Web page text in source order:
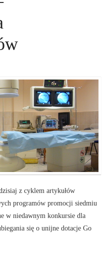
z cyklem artykułów
programów promocji siedmiu
w niedawnym konkursie dla
się o unijne dotacje Go